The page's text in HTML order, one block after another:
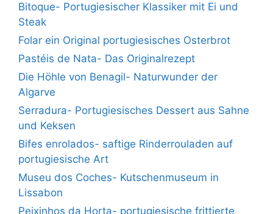
Bitoque- Portugiesischer Klassiker mit Ei und
Steak
Folar ein Original portugiesisches Osterbrot
Pastéis de Nata- Das Originalrezept
Die Höhle von Benagil- Naturwunder der
Algarve
Serradura- Portugiesisches Dessert aus Sahne
und Keksen
Bifes enrolados- saftige Rinderrouladen auf
portugiesische Art
Museu dos Coches- Kutschenmuseum in
Lissabon
Peixinhos da Horta- portugiesische frittierte